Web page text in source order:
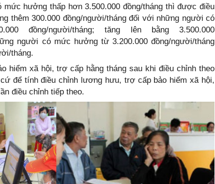
mức hưởng thấp hơn 3.500.000 đồng/tháng thì được điều
thêm 300.000 đồng/người/tháng đối với những người có
đồng/người/tháng; tăng lên bằng 3.500.000
người có mức hưởng từ 3.200.000 đồng/người/tháng
tháng.
hiểm xã hội, trợ cấp hằng tháng sau khi điều chỉnh theo
để tính điều chỉnh lương hưu, trợ cấp bảo hiểm xã hội,
điều chỉnh tiếp theo.